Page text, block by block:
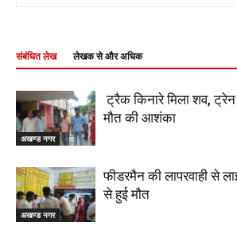
संबंधित लेख लेखक से और अधिक
अखण्ड नगर
ट्रैक किनारे मिला शव,
मौत की आशंका
अखण्ड नगर
फीडरमैन की लापरवाही से
से हुई मौत